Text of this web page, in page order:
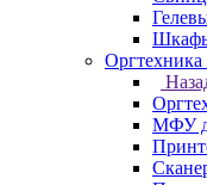
МФУ